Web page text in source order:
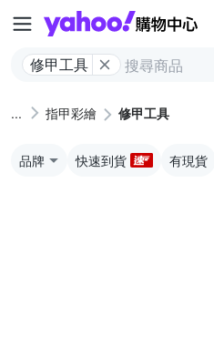
修甲工具
指甲彩繪 修甲工具
品牌 快速到貨 有現貨